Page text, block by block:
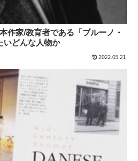
作家/教育者である「ブルーノ・
いどんな人物か
2022.05.21